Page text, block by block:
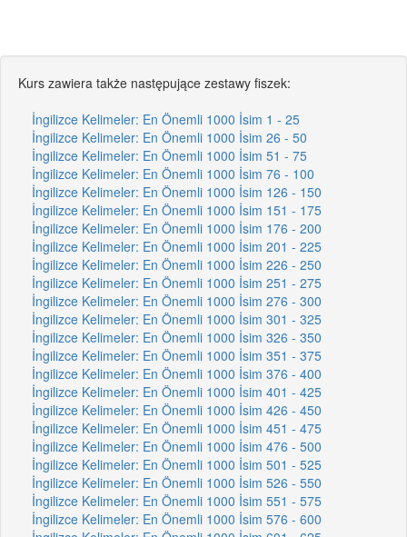
Kurs zawiera także następujące zestawy fiszek:
İngilizce Kelimeler: En Önemli 1000 İsim 1 - 25
İngilizce Kelimeler: En Önemli 1000 İsim 26 - 50
İngilizce Kelimeler: En Önemli 1000 İsim 51 - 75
İngilizce Kelimeler: En Önemli 1000 İsim 76 - 100
İngilizce Kelimeler: En Önemli 1000 İsim 126 - 150
İngilizce Kelimeler: En Önemli 1000 İsim 151 - 175
İngilizce Kelimeler: En Önemli 1000 İsim 176 - 200
İngilizce Kelimeler: En Önemli 1000 İsim 201 - 225
İngilizce Kelimeler: En Önemli 1000 İsim 226 - 250
İngilizce Kelimeler: En Önemli 1000 İsim 251 - 275
İngilizce Kelimeler: En Önemli 1000 İsim 276 - 300
İngilizce Kelimeler: En Önemli 1000 İsim 301 - 325
İngilizce Kelimeler: En Önemli 1000 İsim 326 - 350
İngilizce Kelimeler: En Önemli 1000 İsim 351 - 375
İngilizce Kelimeler: En Önemli 1000 İsim 376 - 400
İngilizce Kelimeler: En Önemli 1000 İsim 401 - 425
İngilizce Kelimeler: En Önemli 1000 İsim 426 - 450
İngilizce Kelimeler: En Önemli 1000 İsim 451 - 475
İngilizce Kelimeler: En Önemli 1000 İsim 476 - 500
İngilizce Kelimeler: En Önemli 1000 İsim 501 - 525
İngilizce Kelimeler: En Önemli 1000 İsim 526 - 550
İngilizce Kelimeler: En Önemli 1000 İsim 551 - 575
İngilizce Kelimeler: En Önemli 1000 İsim 576 - 600